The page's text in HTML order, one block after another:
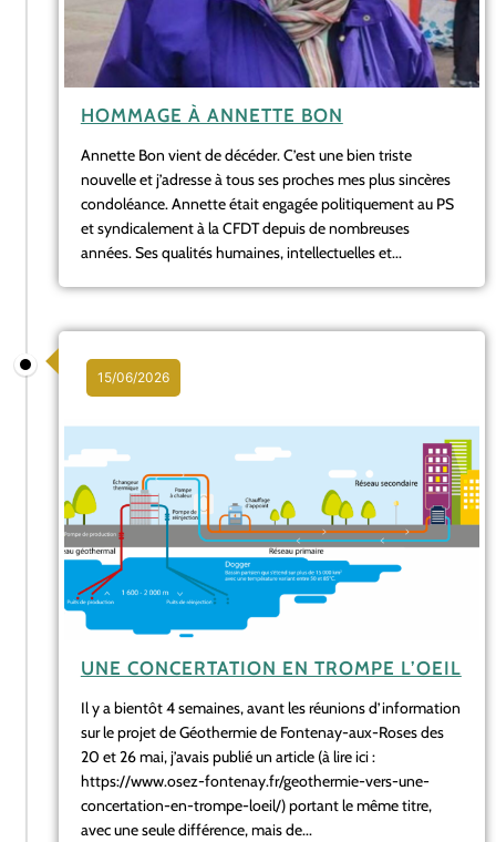
HOMMAGE À ANNETTE BON
Annette Bon vient de décéder. C’est une bien triste
nouvelle et j’adresse à tous ses proches mes plus sincères
condoléance. Annette était engagée politiquement au PS
et syndicalement à la CFDT depuis de nombreuses
années. Ses qualités humaines, intellectuelles et...
15/06/2026
UNE CONCERTATION EN TROMPE L’OEIL
Il y a bientôt 4 semaines, avant les réunions d’information
sur le projet de Géothermie de Fontenay-aux-Roses des
20 et 26 mai, j’avais publié un article (à lire ici :
https://www.osez-fontenay.fr/geothermie-vers-une-
concertation-en-trompe-loeil/) portant le même titre,
avec une seule différence, mais de...